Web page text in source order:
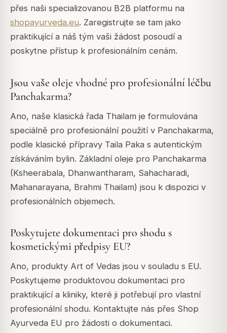
přes naši specializovanou B2B platformu na
shopayurveda.eu. Zaregistrujte se tam jako
praktikující a náš tým vaši žádost posoudí a
poskytne přístup k profesionálním cenám.
Jsou vaše oleje vhodné pro profesionální léčbu
Panchakarma?
Ano, naše klasická řada Thailam je formulována
speciálně pro profesionální použití v Panchakarma,
podle klasické přípravy Taila Paka s autentickým
získáváním bylin. Základní oleje pro Panchakarma
(Ksheerabala, Dhanwantharam, Sahacharadi,
Mahanarayana, Brahmi Thailam) jsou k dispozici v
profesionálních objemech.
Poskytujete dokumentaci pro shodu s
kosmetickými předpisy EU?
Ano, produkty Art of Vedas jsou v souladu s EU.
Poskytujeme produktovou dokumentaci pro
praktikující a kliniky, které ji potřebují pro vlastní
profesionální shodu. Kontaktujte nás přes Shop
Ayurveda EU pro žádosti o dokumentaci.